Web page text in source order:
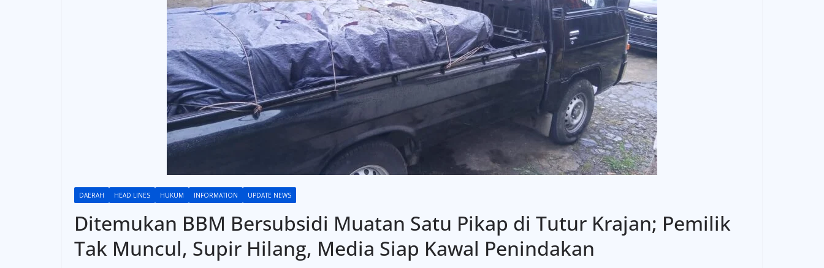
DAERAH HEAD LINES HUKUM INFORMATION UPDATE NEWS
Ditemukan BBM Bersubsidi Muatan Satu Pikap di Tutur Krajan; Pemilik
Tak Muncul, Supir Hilang, Media Siap Kawal Penindakan